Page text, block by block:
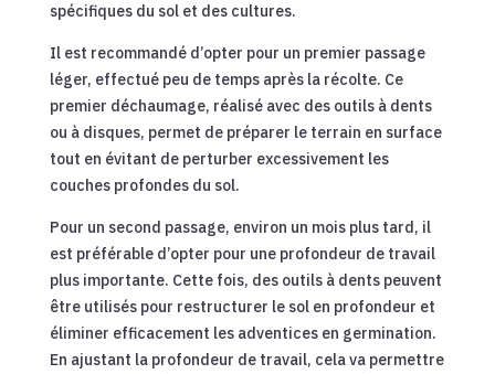
spécifiques du sol et des cultures.
Il est recommandé d’opter pour un premier passage
léger, effectué peu de temps après la récolte. Ce
premier déchaumage, réalisé avec des outils à dents
ou à disques, permet de préparer le terrain en surface
tout en évitant de perturber excessivement les
couches profondes du sol.
Pour un second passage, environ un mois plus tard, il
est préférable d’opter pour une profondeur de travail
plus importante. Cette fois, des outils à dents peuvent
être utilisés pour restructurer le sol en profondeur et
éliminer efficacement les adventices en germination.
En ajustant la profondeur de travail, cela va permettre